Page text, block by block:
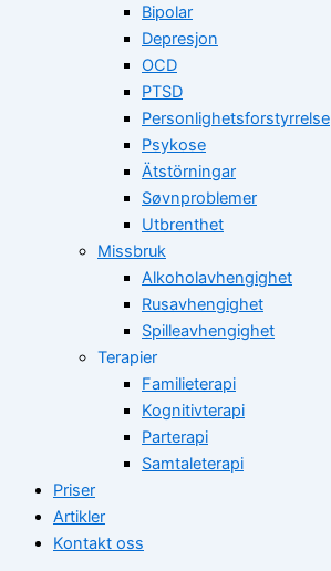
Bipolar
Depresjon
OCD
PTSD
Personlighetsforstyrrelse
Psykose
Ätstörningar
Søvnproblemer
Utbrenthet
Missbruk
Alkoholavhengighet
Rusavhengighet
Spilleavhengighet
Terapier
Familieterapi
Kognitivterapi
Parterapi
Samtaleterapi
Priser
Artikler
Kontakt oss